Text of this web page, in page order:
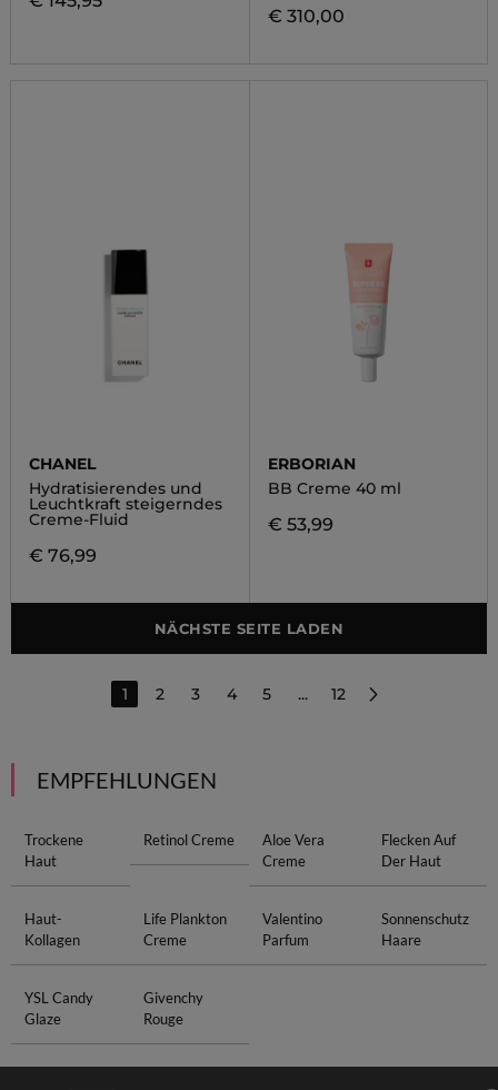
€ 310,00
CHANEL
Hydratisierendes und
Leuchtkraft steigerndes
Creme-Fluid
€ 76,99
ERBORIAN
BB Creme 40 ml
€ 53,99
NÄCHSTE SEITE LADEN
1 2 3 4 5 ... 12
EMPFEHLUNGEN
Trockene
Haut
Retinol Creme
Aloe Vera
Creme
Flecken Auf
Der Haut
Haut-
Kollagen
Life Plankton
Creme
Valentino
Parfum
Sonnenschutz
Haare
YSL Candy
Glaze
Givenchy
Rouge